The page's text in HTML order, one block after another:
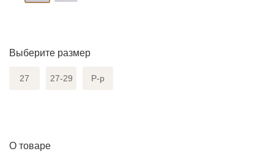
Выберите размер
27 27-29 Р-р
О товаре